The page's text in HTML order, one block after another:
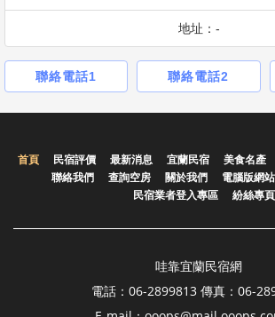
地址：-
聯絡電話1 聯絡電話2
首頁 民宿評價 最新消息 宜蘭民宿 美食名產
聯絡我們
查詢空房 關於我們 電腦版網站
民宿業者登入專區
紛絲專頁
哇靠宜蘭民宿網
電話：06-2899813 傳真：06-